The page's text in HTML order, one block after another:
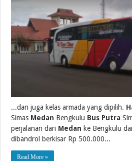
...dan juga kelas armada yang dipilih.
Simas Medan Bengkulu Bus Putra
perjalanan dari Medan ke Bengkulu
dibandrol berkisar Rp 500.000...
Read More »